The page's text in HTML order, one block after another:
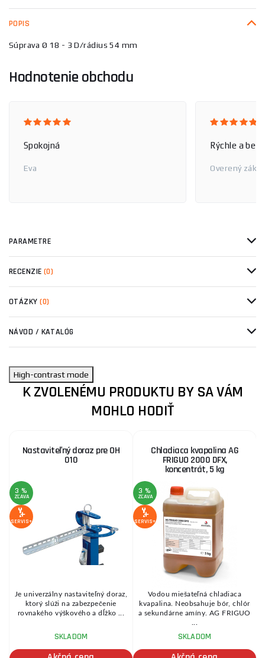
POPIS
Súprava Ø 18 - 3 D/rádius 54 mm
Hodnotenie obchodu
Spokojná
Eva
Rýchle a
Overený
PARAMETRE
RECENZIE (0)
OTÁZKY(0)
NÁVOD / KATALÓG
High-contrast mode
K ZVOLENÉMU PRODUKTU BY SA VÁM
MOHLO HODIŤ
Nastaviteľný doraz pre OH
010
3 %
ZĽAVA
SERVIS+
Je univerzálny nastaviteľný doraz,
ktorý slúži na zabezpečenie
rovnakého výškového a dĺžko ...
SKLADOM
Chladiaca kvapalina AG
FRIGUO 2000 DFX,
koncentrát, 5 kg
3 %
ZĽAVA
SERVIS+
Vodou miešateľná chladiaca
kvapalina. Neobsahuje bór, chlór
a sekundárne amíny. AG FRIGUO
SKLADOM